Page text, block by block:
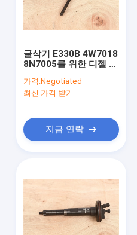
굴삭기 E330B 4W7018
8N7005를 위한 디젤 엔
인젝터
가격:Negotiated
최신 가격 받기
지금 연락